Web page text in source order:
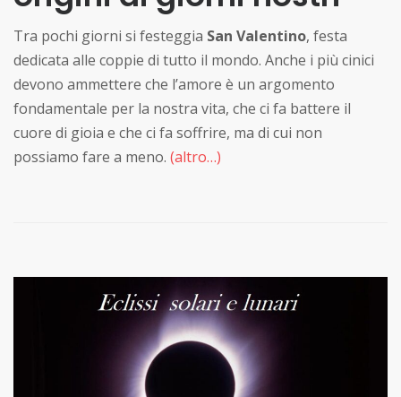
Tra pochi giorni si festeggia San Valentino, festa
dedicata alle coppie di tutto il mondo. Anche i più cinici
devono ammettere che l’amore è un argomento
fondamentale per la nostra vita, che ci fa battere il
cuore di gioia e che ci fa soffrire, ma di cui non
possiamo fare a meno. (altro…)